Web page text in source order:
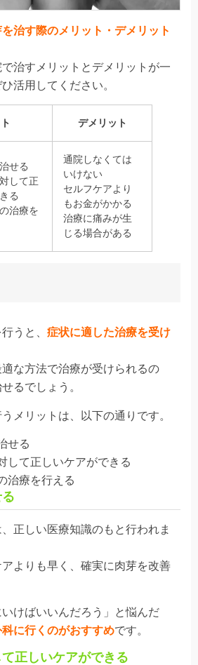
治す際のメリット・デメリット
治すメリットとデメリットが一
活用してください。
デメリット
せる
して正
る
治療を
通院しなくては
いけない
セルフケアより
もお金がかかる
治療に痛みが生
じる場合がある
うと、 症状に適した治療を受け
な方法で治療が受けられるの
るでしょう。
メリット は、以下の通りです。
せる
して正しいケアができる
治療を行える
正しい医療知識のもと行われま
よりも早く、確実に肉芽を改善
いけばいいんだろう」と悩んだ
に行くのがおすすめです。
正しいケアができる